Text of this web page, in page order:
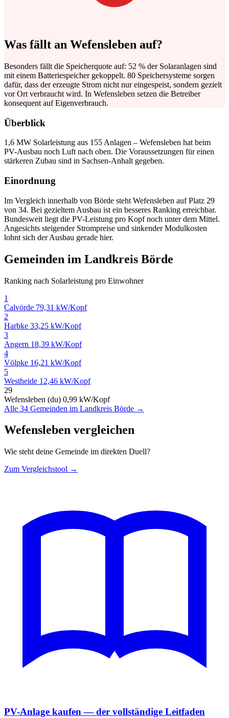
Was fällt an Wefensleben auf?
Besonders fällt die Speicherquote auf: 52 % der Solaranlagen sind
mit einem Batteriespeicher gekoppelt. 80 Speichersysteme sorgen
dafür, dass der erzeugte Strom nicht nur eingespeist, sondern gezielt
vor Ort verbraucht wird. In Wefensleben setzen die Betreiber
konsequent auf Eigenverbrauch.
Überblick
1,6 MW Solarleistung aus 155 Anlagen – Wefensleben hat beim
PV-Ausbau noch Luft nach oben. Die Voraussetzungen für einen
stärkeren Zubau sind in Sachsen-Anhalt gegeben.
Einordnung
Im Vergleich innerhalb von Börde steht Wefensleben auf Platz 29
von 34. Bei gezieltem Ausbau ist ein besseres Ranking erreichbar.
Bundesweit liegt die PV-Leistung pro Kopf noch unter dem Mittel.
Angesichts steigender Strompreise und sinkender Modulkosten
lohnt sich der Ausbau gerade hier.
Gemeinden im Landkreis Börde
Ranking nach Solarleistung pro Einwohner
1
Calvörde 79,31 kW/Kopf
2
Harbke 33,25 kW/Kopf
3
Angern 18,39 kW/Kopf
4
Völpke 16,21 kW/Kopf
5
Westheide 12,46 kW/Kopf
29
Wefensleben (du) 0,99 kW/Kopf
Alle 34 Gemeinden im Landkreis Börde →
Wefensleben vergleichen
Wie steht deine Gemeinde im direkten Duell?
Zum Vergleichstool →
PV-Anlage kaufen — der vollständige Leitfaden